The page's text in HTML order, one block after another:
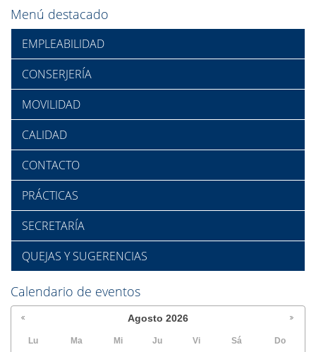
Menú destacado
EMPLEABILIDAD
CONSERJERÍA
MOVILIDAD
CALIDAD
CONTACTO
PRÁCTICAS
SECRETARÍA
QUEJAS Y SUGERENCIAS
Calendario de eventos
Agosto 2026
Lu Ma Mi Ju Vi Sá Do